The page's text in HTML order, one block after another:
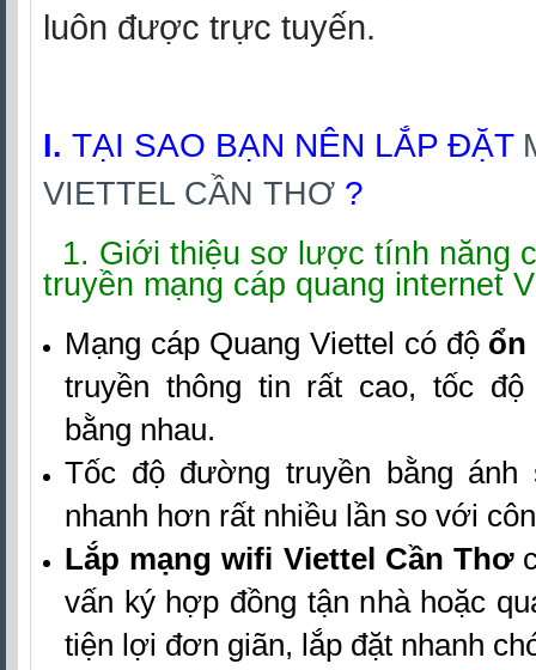
luôn được trực tuyến.
I. TẠI SAO BẠN NÊN LẮP ĐẶT
VIETTEL CẦN THƠ ?
1. Giới thiệu sơ lược tính năng
truyền mạng cáp quang internet
Mạng cáp Quang Viettel có độ ổn
truyền thông tin rất cao, tốc độ
bằng nhau.
Tốc độ đường truyền bằng ánh
nhanh hơn rất nhiều lần so với
Lắp mạng wifi Viettel Cần Thơ
vấn ký hợp đồng tận nhà hoặc
tiện lợi đơn giãn, lắp đặt nhanh